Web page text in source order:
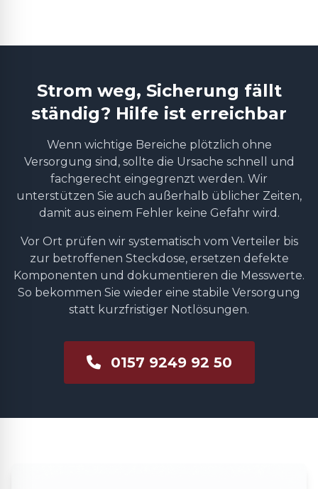
Strom weg, Sicherung fällt
ständig? Hilfe ist erreichbar
Wenn wichtige Bereiche plötzlich ohne
Versorgung sind, sollte die Ursache schnell und
fachgerecht eingegrenzt werden. Wir
unterstützen Sie auch außerhalb üblicher Zeiten,
damit aus einem Fehler keine Gefahr wird.
Vor Ort prüfen wir systematisch vom Verteiler bis
zur betroffenen Steckdose, ersetzen defekte
Komponenten und dokumentieren die Messwerte.
So bekommen Sie wieder eine stabile Versorgung
statt kurzfristiger Notlösungen.
0157 9249 92 50